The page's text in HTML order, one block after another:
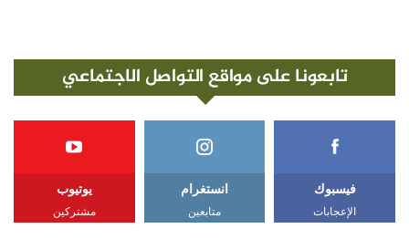
تابعونا على مواقع التواصل الاجتماعي
فيسبوك
الإعجابات
انستغرام
متابعين
يوتيوب
مشتركين